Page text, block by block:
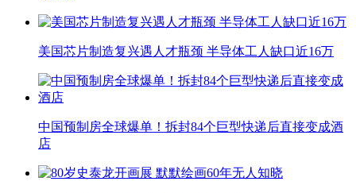
美国芯片制造复兴遇人才瓶颈 半导体工人缺口近16万
中国预制房全球爆单！拆封84个巨型快递后直接变成酒
店